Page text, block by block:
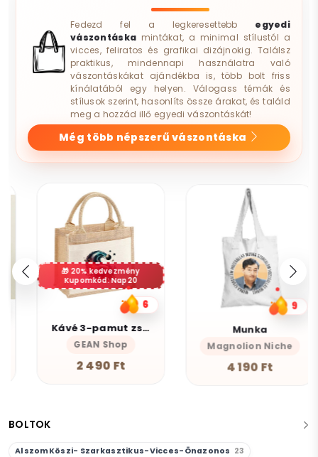
BOLTOK
AlszomKöszi- Szarkasztikus-Vicces-Önazonos 23
Fedezd fel a legkeresettebb egyedi
vászontáska mintákat, a minimal stílustól a
vicces, feliratos és grafikai dizájnokig. Találsz
praktikus, mindennapi használatra való
vászontáskákat ajándékba is, több bolt friss
kínálatából egy helyen. Válogass témák és
stílusok szerint, hasonlíts össze árakat, és találd
meg a hozzád illő egyedi vászontáskát!
Még több népszerű vászontáska
20% kedvezmény
Kupomkód: Nap20
6
Kávé 3-pamut zsebes juta midi bevásárlótáska
GEAN Shop
2 490 Ft
9
Munka
Magnolion Niche
4 190 Ft